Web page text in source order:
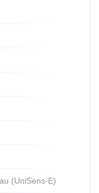
(UniSens-E)